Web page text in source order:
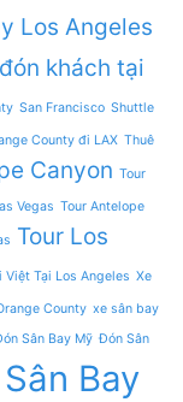
Los Angeles
khách tại
San Francisco Shuttle
County đi LAX Thuê
Canyon Tour
Vegas Tour Antelope
Tour Los
Việt Tại Los Angeles Xe
County xe sân bay
Sân Bay Mỹ Đón Sân
Bay